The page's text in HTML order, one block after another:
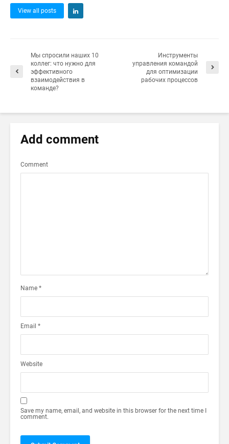
View all posts
Мы спросили наших 10
коллег: что нужно для
эффективного
взаимодействия в
команде?
Инструменты
управления командой
для оптимизации
рабочих процессов
Add comment
Comment
Name *
Email *
Website
Save my name, email, and website in this browser for the next time I
comment.